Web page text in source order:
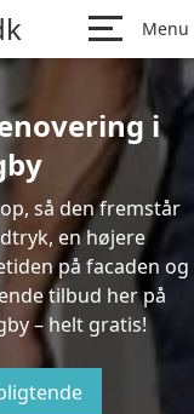
Menu
i
så den fremstår
en højere
på facaden og
tilbud her på
– helt gratis!